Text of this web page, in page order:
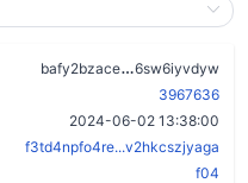
bafy2bzace
6sw6iyvdyw
3967636
2024-06-02 13:38:00
f3td4npfo4re...v2hkcszjyaga
f04